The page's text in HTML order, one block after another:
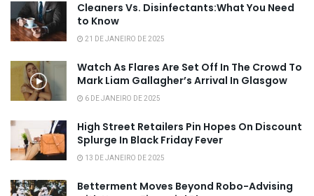
Cleaners Vs. Disinfectants:What You Need
to Know
21 DE JANEIRO DE 2025
Watch As Flares Are Set Off In The Crowd To
Mark Liam Gallagher’s Arrival In Glasgow
6 DE JANEIRO DE 2025
High Street Retailers Pin Hopes On Discount
Splurge In Black Friday Fever
13 DE JANEIRO DE 2025
Betterment Moves Beyond Robo-Advising